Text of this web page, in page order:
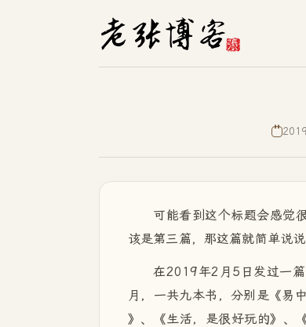
可能看到这个标题会感觉
该是第三篇，那这篇就简单说
在2019年2月5日发过一
月，一共九本书，分别是《易
》、《生活，是很好玩的》、